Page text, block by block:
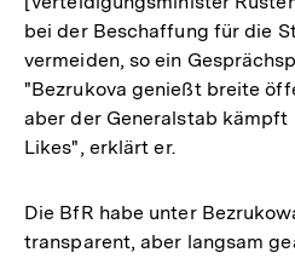
bei der Beschaffung für die
vermeiden, so ein
"Bezrukova genießt breite
aber der Generalstab
Likes", erklärt er.
Die BfR habe unter
transparent, aber langsam